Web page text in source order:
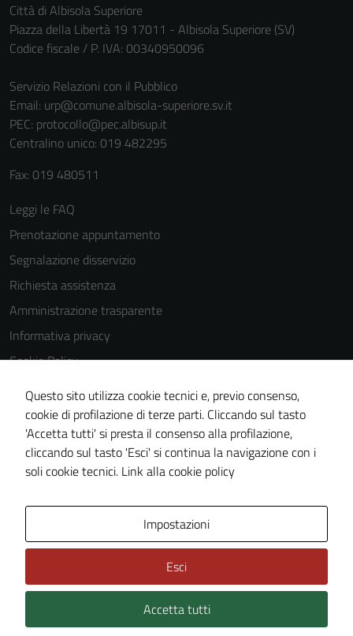
Città di Albisola Superiore
Piazza della Libertà 19 17011 - Albisola Superiore (SV)
Codice fiscale / P. IVA: 00340950096
Servizio Relazioni con il Pubblico
Email: urp@comune.albisola-superiore.sv.it
PEC: protocollo@pec.albisup.it
Centralino unico: 019 482295
Fax: 019 480511
Leggi le FAQ
Prenotazione appuntamento
Segnalazione disservizio
Richiesta assistenza
Amministrazione trasparente
Informativa privacy
Cookie Policy
Note legali
Dichiarazione di accessibilità
Piano di miglioramento del sito
Statistiche sito web
Technical Design s.r.l.
Questo sito utilizza cookie tecnici e, previo consenso,
cookie di profilazione di terze parti. Cliccando sul tasto
'Accetta tutti' si presta il consenso alla profilazione,
cliccando sul tasto 'Esci' si continua la navigazione con i
soli cookie tecnici. Link alla cookie policy
Impostazioni
Esci
Accetta tutti
funzionamento
del sito e non
disabilitati.